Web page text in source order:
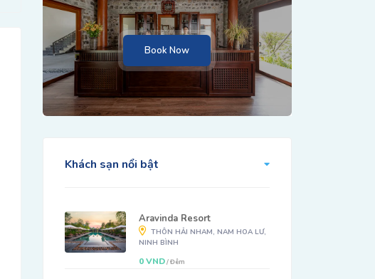
Book Now
Khách sạn nổi bật
Aravinda Resort
THÔN HẢI NHAM, NAM HOA LƯ,
NINH BÌNH
0 VND/ Đêm